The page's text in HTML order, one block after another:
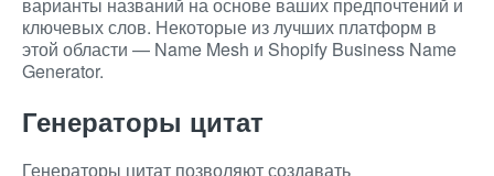
ключевых слов. Некоторые из лучших платформ в
этой области — Name Mesh и Shopify Business Name
Generator.
Генераторы цитат
Генераторы цитат позволяют создавать